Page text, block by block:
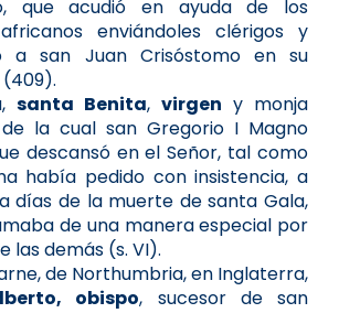
que acudió en ayuda de los
enviándoles clérigos y
a san Juan Crisóstomo en su
santa Benita, virgen y monja
la cual san Gregorio I Magno
descansó en el Señor, tal como
había pedido con insistencia, a
días de la muerte de santa Gala,
de una manera especial por
las demás (s. VI).
de Northumbria, en Inglaterra,
obispo, sucesor de san